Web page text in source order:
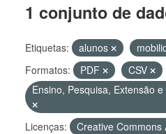
1 conjunto de
Etiquetas: alunos
Formatos:
PDF CSV
Ensino, Pesquisa, Extensão
Licenças:
Creative Commons